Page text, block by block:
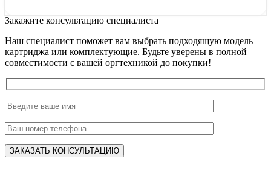
Закажите консультацию специалиста
Наш специалист поможет вам выбрать подходящую модель
картриджа или комплектующие. Будьте уверены в полной
совместимости с вашей оргтехникой до покупки!